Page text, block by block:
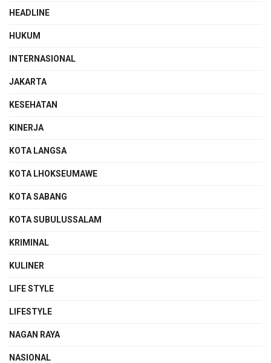
HEADLINE
HUKUM
INTERNASIONAL
JAKARTA
KESEHATAN
KINERJA
KOTA LANGSA
KOTA LHOKSEUMAWE
KOTA SABANG
KOTA SUBULUSSALAM
KRIMINAL
KULINER
LIFE STYLE
LIFESTYLE
NAGAN RAYA
NASIONAL